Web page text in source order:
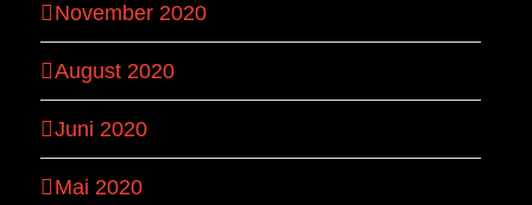
November 2020
August 2020
Juni 2020
Mai 2020